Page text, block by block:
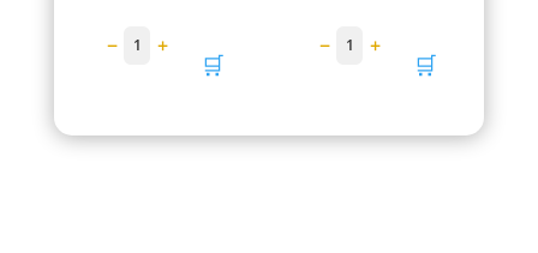
− 1 +
🛒
− 1 +
🛒